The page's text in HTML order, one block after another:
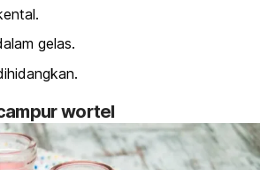
gelas.
wortel